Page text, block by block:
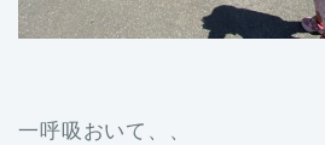
一呼吸おいて、、